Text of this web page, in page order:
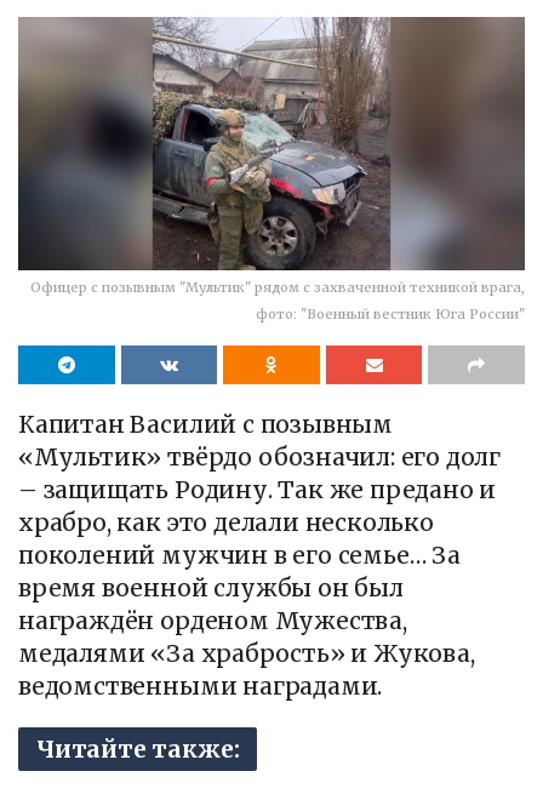
Офицер с позывным "Мультик" рядом с захваченной техникой врага,
фото: "Военный вестник Юга России"
Капитан Василий с позывным
«Мультик» твёрдо обозначил: его долг
– защищать Родину. Так же предано и
храбро, как это делали несколько
поколений мужчин в его семье… За
время военной службы он был
награждён орденом Мужества,
медалями «За храбрость» и Жукова,
ведомственными наградами.
Читайте также: